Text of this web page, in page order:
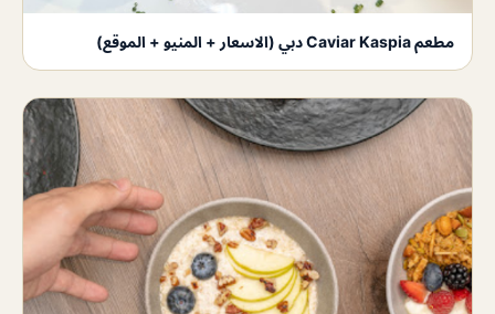
مطعم Caviar Kaspia دبي (الاسعار + المنيو + الموقع)